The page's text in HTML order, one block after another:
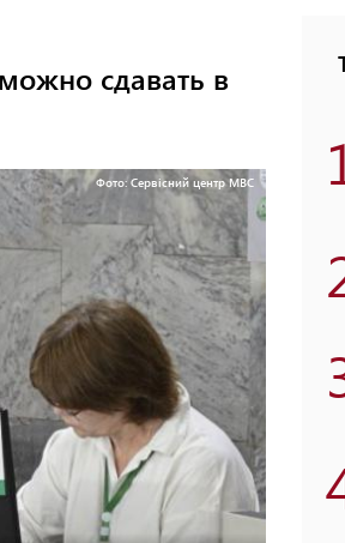
сдавать в
Фото: Сервісний центр МВС